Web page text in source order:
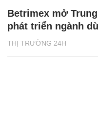
THỊ TRƯỜNG 24H
Betrimex mở
phát triển ngành